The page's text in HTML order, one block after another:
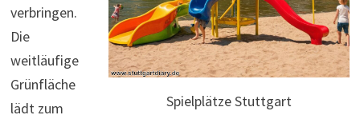
Spielplätze Stuttgart
verbringen.
Die
weitläufige
Grünfläche
lädt zum